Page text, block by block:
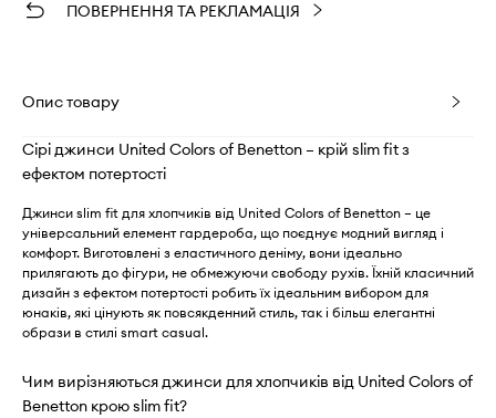
ПОВЕРНЕННЯ ТА РЕКЛАМАЦІЯ
Опис товару
Сірі джинси United Colors of Benetton – крій slim fit з
ефектом потертості
Джинси slim fit для хлопчиків від United Colors of Benetton – це
універсальний елемент гардероба, що поєднує модний вигляд і
комфорт. Виготовлені з еластичного деніму, вони ідеально
прилягають до фігури, не обмежуючи свободу рухів. Їхній класичний
дизайн з ефектом потертості робить їх ідеальним вибором для
юнаків, які цінують як повсякденний стиль, так і більш елегантні
образи в стилі smart casual.
Чим вирізняються джинси для хлопчиків від United Colors of
Benetton крою slim fit?